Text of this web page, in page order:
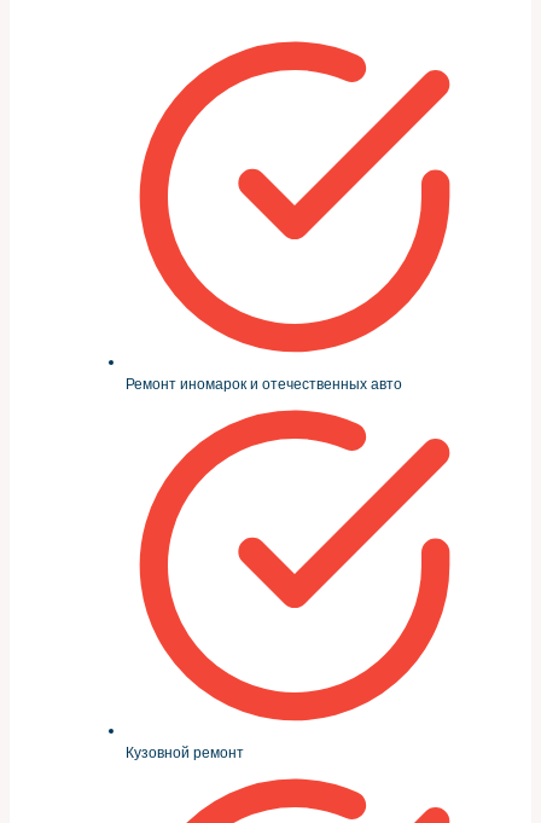
Ремонт иномарок и отечественных авто
Кузовной ремонт